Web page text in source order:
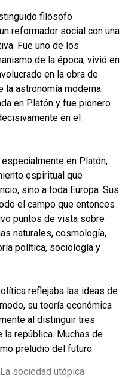
filósofo
reformador social con una
Fue uno de los
de la época, vivió en
en la obra de
la astronomía moderna.
en Platón y fue pionero
en el
en Platón,
espiritual que
sino a toda Europa. Sus
el campo que entonces
puntos de vista sobre
naturales, cosmología,
política, sociología y
reflejaba las ideas de
su teoría económica
al distinguir tres
república. Muchas de
preludio del futuro.
La sociedad utópica